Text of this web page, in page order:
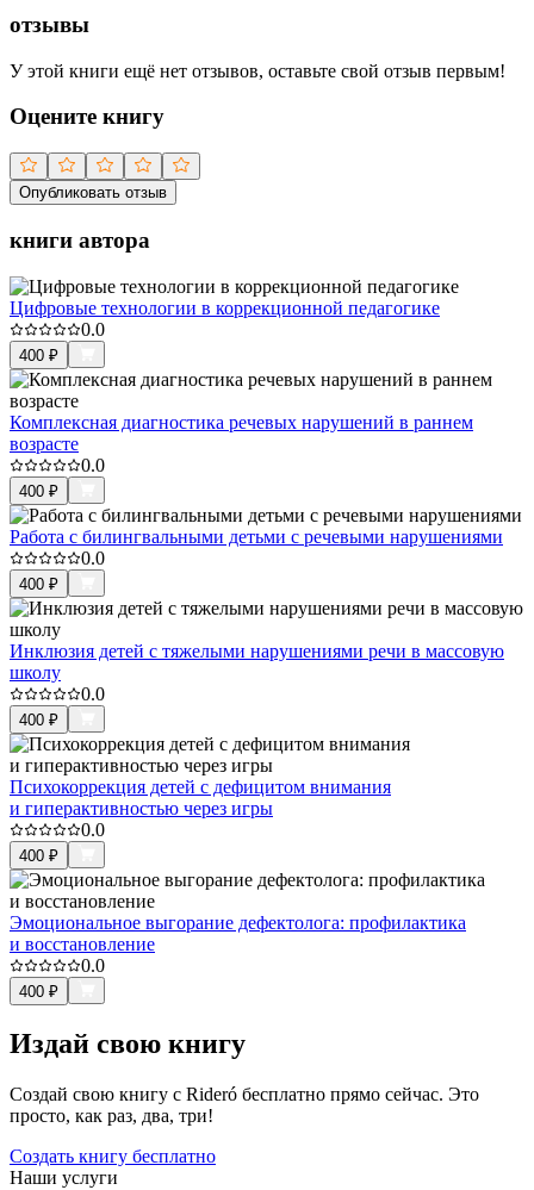
отзывы
У этой книги ещё нет отзывов, оставьте свой отзыв первым!
Оцените книгу
Опубликовать отзыв
книги автора
Цифровые технологии в коррекционной педагогике
0.0
400 ₽
Комплексная диагностика речевых нарушений в раннем
возрасте
0.0
400 ₽
Работа с билингвальными детьми с речевыми нарушениями
0.0
400 ₽
Инклюзия детей с тяжелыми нарушениями речи в массовую
школу
0.0
400 ₽
Психокоррекция детей с дефицитом внимания
и гиперактивностью через игры
0.0
400 ₽
Эмоциональное выгорание дефектолога: профилактика
и восстановление
0.0
400 ₽
Издай свою книгу
Создай свою книгу с Rideró бесплатно прямо сейчас. Это
просто, как раз, два, три!
Создать книгу бесплатно
Наши услуги